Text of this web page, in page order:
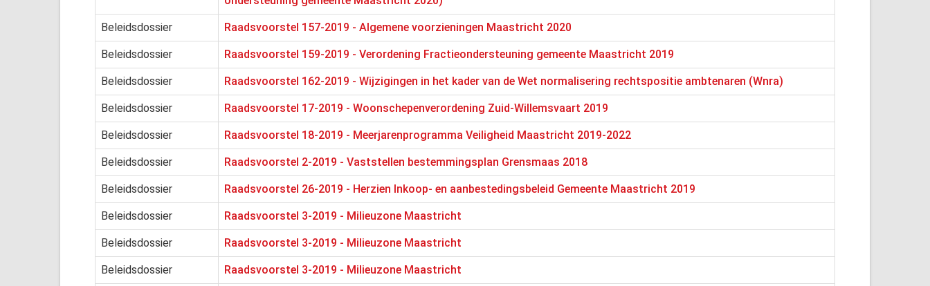
Beleidsdossier Raadsvoorstel 157-2019 - Algemene voorzieningen Maastricht 2020
Beleidsdossier Raadsvoorstel 159-2019 - Verordening Fractieondersteuning gemeente Maastricht 2019
Beleidsdossier Raadsvoorstel 162-2019 - Wijzigingen in het kader van de Wet normalisering rechtspositie ambtenaren (Wnra)
Beleidsdossier Raadsvoorstel 17-2019 - Woonschepenverordening Zuid-Willemsvaart 2019
Beleidsdossier Raadsvoorstel 18-2019 - Meerjarenprogramma Veiligheid Maastricht 2019-2022
Beleidsdossier Raadsvoorstel 2-2019 - Vaststellen bestemmingsplan Grensmaas 2018
Beleidsdossier Raadsvoorstel 26-2019 - Herzien Inkoop- en aanbestedingsbeleid Gemeente Maastricht 2019
Beleidsdossier Raadsvoorstel 3-2019 - Milieuzone Maastricht
Beleidsdossier Raadsvoorstel 3-2019 - Milieuzone Maastricht
Beleidsdossier Raadsvoorstel 3-2019 - Milieuzone Maastricht